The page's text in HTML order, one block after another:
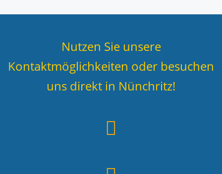
Nutzen Sie unsere
Kontaktmöglichkeiten oder besuchen
uns direkt in Nünchritz!